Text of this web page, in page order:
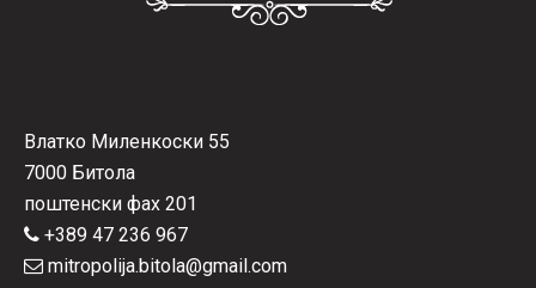
Влатко Миленкоски 55
7000 Битола
поштенски фах 201
+389 47 236 967
mitropolija.bitola@gmail.com